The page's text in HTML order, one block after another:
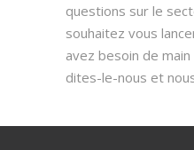
questions sur le
souhaitez vous
avez besoin de
dites-le-nous et